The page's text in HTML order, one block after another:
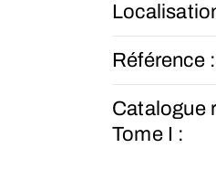
Référence :
Catalogue
Tome I :